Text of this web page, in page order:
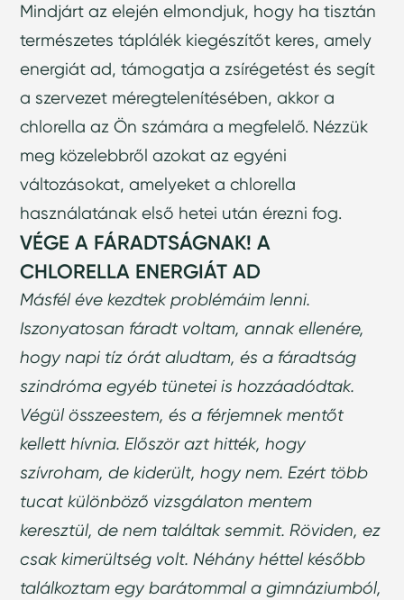
Mindjárt az elején elmondjuk, hogy ha tisztán
természetes táplálék kiegészítőt keres, amely
energiát ad, támogatja a zsírégetést és segít
a szervezet méregtelenítésében, akkor a
chlorella az Ön számára a megfelelő. Nézzük
meg közelebbről azokat az egyéni
változásokat, amelyeket a chlorella
használatának első hetei után érezni fog.
VÉGE A FÁRADTSÁGNAK! A
CHLORELLA ENERGIÁT AD
Másfél éve kezdtek problémáim lenni.
Iszonyatosan fáradt voltam, annak ellenére,
hogy napi tíz órát aludtam, és a fáradtság
szindróma egyéb tünetei is hozzáadódtak.
Végül összeestem, és a férjemnek mentőt
kellett hívnia. Először azt hitték, hogy
szívroham, de kiderült, hogy nem. Ezért több
tucat különböző vizsgálaton mentem
keresztül, de nem találtak semmit. Röviden, ez
csak kimerültség volt. Néhány héttel később
találkoztam egy barátommal a gimnáziumból,